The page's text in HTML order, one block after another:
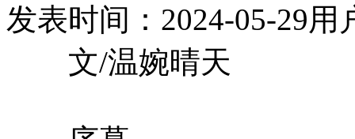
发表时间： 2024-05-29用
文/温婉晴天